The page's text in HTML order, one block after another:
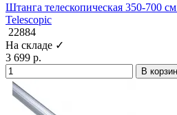
Штанга телескопическая 350-700
Telescopic
22884
На складе ✓
3 699 р.
В